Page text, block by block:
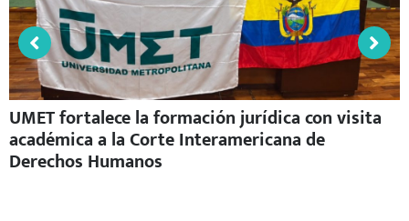
UMET celebra la graduación de los participantes
del Centro de Educación Continua “Carlos
Espinoza Cordero”